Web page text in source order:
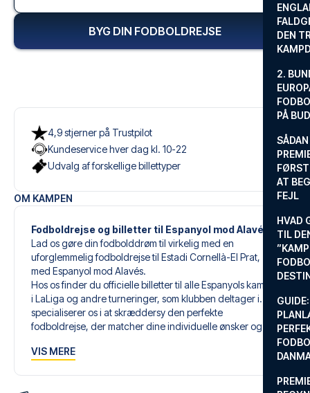
DEN
2.
PÅ
AT
FEJL
HVAD
TIL
4,9 stjerner på Trustpilot
Kundeservice hver dag kl. 10-22
Udvalg af forskellige billettyper
OM KAMPEN
Fodboldrejse og billetter til Espanyol mod Alavés
Lad os gøre din fodbolddrøm til virkelig med en
uforglemmelig fodboldrejse til Estadi Cornellà-El Prat,
med Espanyol mod Alavés.
Hos os finder du officielle billetter til alle Espanyols kampe
i LaLiga og andre turneringer, som klubben deltager i. Vi
specialiserer os i at skræddersy den perfekte
fodboldrejse, der matcher dine individuelle ønsker og
VIS MERE
BYG DIN FODBOLDREJSE